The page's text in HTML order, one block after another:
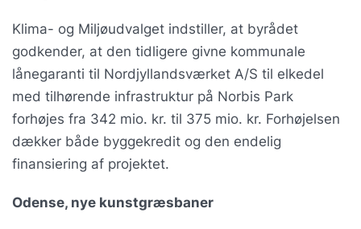
Klima- og Miljøudvalget indstiller, at byrådet
godkender, at den tidligere givne kommunale
lånegaranti til Nordjyllandsværket A/S til elkedel
med tilhørende infrastruktur på Norbis Park
forhøjes fra 342 mio. kr. til 375 mio. kr. Forhøjelsen
dækker både byggekredit og den endelig
finansiering af projektet.
Odense, nye kunstgræsbaner